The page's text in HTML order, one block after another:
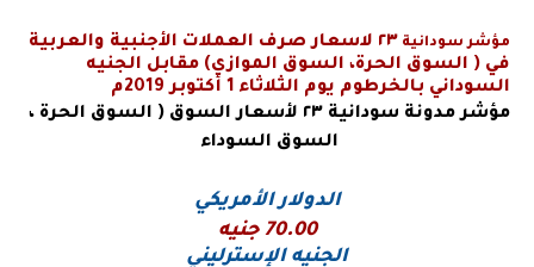
مؤشر سودانية ٢٣ لاسعار صرف العملات الأجنبية والعربية
في ( السوق الحرة، السوق الموازي) مقابل الجنيه
السوداني بالخرطوم يوم الثلاثاء 1 أكتوبر 2019م
مؤشر مدونة سودانية ٢٣ لأسعار السوق ( السوق الحرة ،
السوق السوداء
الدولار الأمريكي
70.00 جنيه
الجنيه الإسترليني